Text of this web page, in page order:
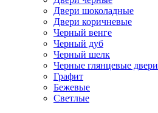
Двери шоколадные
Двери коричневые
Черный венге
Черный дуб
Черный шелк
Черные глянцевые двери
Графит
Бежевые
Светлые